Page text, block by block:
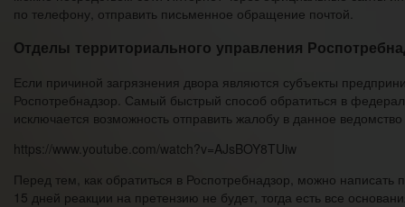
по телефону, отправить письменное обращение почтой.
Отделы территориального управления
Если причиной загрязнения двора являются субъекты
Роспотребнадзор. Самый быстрый способ обратиться в
исключается возможность отправить жалобу в данное
https://www.youtube.com/watch?v=AJsBOY8TUiw
Перед тем, как обратиться в Роспотребнадзор, можно
15 дней реакции на претензию не будет, тогда есть все